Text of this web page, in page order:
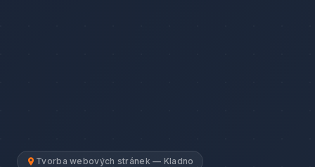
Tvorba webových stránek — Kladno